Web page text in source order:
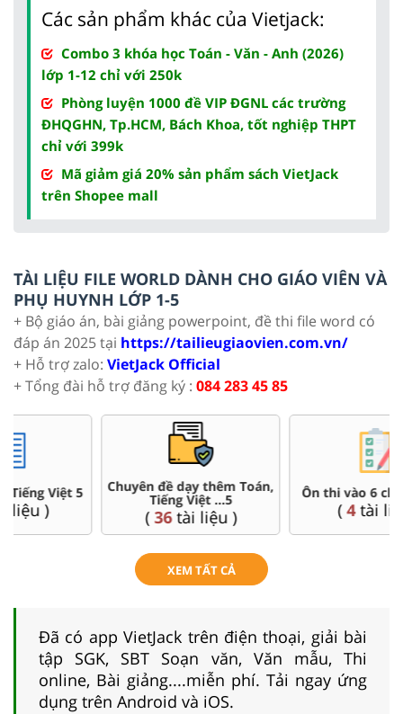
Các sản phẩm khác của Vietjack:
Combo 3 khóa học Toán - Văn - Anh (2026)
lớp 1-12 chỉ với 250k
Phòng luyện 1000 đề VIP ĐGNL các trường
ĐHQGHN, Tp.HCM, Bách Khoa, tốt nghiệp THPT
chỉ với 399k
Mã giảm giá 20% sản phẩm sách VietJack
trên Shopee mall
TÀI LIỆU FILE WORLD DÀNH CHO GIÁO VIÊN VÀ
PHỤ HUYNH LỚP 1-5
+ Bộ giáo án, bài giảng powerpoint, đề thi file word có
đáp án 2025 tại https://tailieugiaovien.com.vn/
+ Hỗ trợ zalo: VietJack Official
+ Tổng đài hỗ trợ đăng ký : 084 283 45 85
Chuyên đề dạy thêm Toán,
Tiếng Việt ...5
tài liệu )
Ôn thi vào 6 chuyên, CLC
XEM TẤT CẢ
Đã có app VietJack trên điện thoại, giải bài
tập SGK, SBT Soạn văn, Văn mẫu, Thi
online, Bài giảng....miễn phí. Tải ngay ứng
dụng trên Android và iOS.